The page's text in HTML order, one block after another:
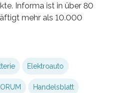
Informa ist in über 80
mehr als 10.000
Elektroauto
Handelsblatt